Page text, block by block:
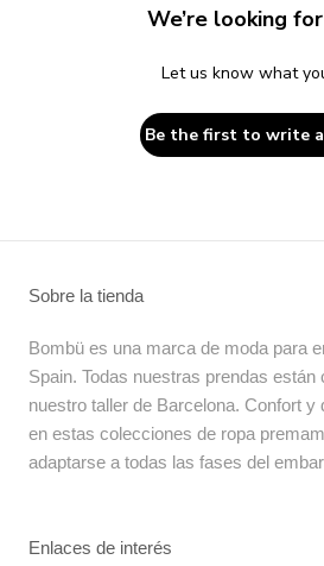
We’re looking
Let us know what
Be the first to write
Sobre la tienda
Bombü es una marca de moda para
Spain. Todas nuestras prendas están
nuestro taller de Barcelona. Confort y
en estas colecciones de ropa
adaptarse a todas las fases del
Enlaces de interés